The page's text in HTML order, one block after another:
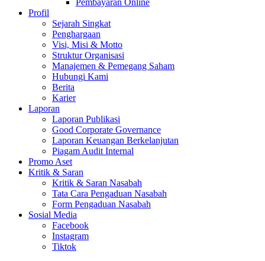
Pembayaran Online
Profil
Sejarah Singkat
Penghargaan
Visi, Misi & Motto
Struktur Organisasi
Manajemen & Pemegang Saham
Hubungi Kami
Berita
Karier
Laporan
Laporan Publikasi
Good Corporate Governance
Laporan Keuangan Berkelanjutan
Piagam Audit Internal
Promo Aset
Kritik & Saran
Kritik & Saran Nasabah
Tata Cara Pengaduan Nasabah
Form Pengaduan Nasabah
Sosial Media
Facebook
Instagram
Tiktok